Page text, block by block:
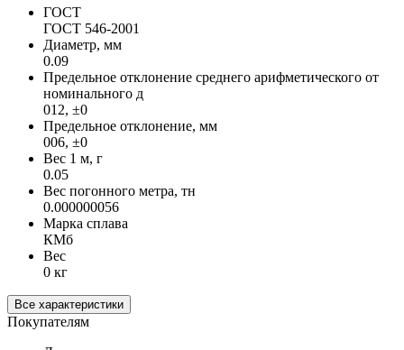
ГОСТ
ГОСТ 546-2001
Диаметр, мм
0.09
Предельное отклонение среднего арифметического от
номинального д
012, ±0
Предельное отклонение, мм
006, ±0
Вес 1 м, г
0.05
Вес погонного метра, тн
0.000000056
Марка сплава
КМб
Вес
0 кг
Все характеристики
Покупателям